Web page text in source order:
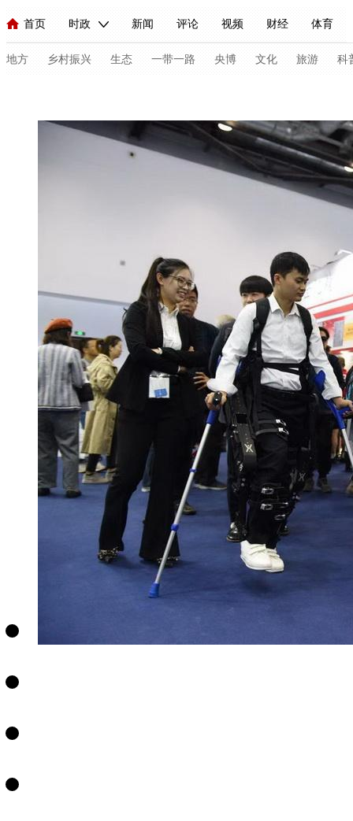
首页 时政 新闻 评论 视频 财经 体育
人民领袖习近平 联播+ 中国领导人 央视快评 习式妙语
直播 栏目大全 节目单 听音 微视频 主持人
海外频道 iPanda English Монгол
地方 乡村振兴 生态 一带一路 央博 文化 旅游 科
军事 科技
习式妙语
快看 蓝海中国 新兵请入列
竞猜 2026年世界杯 2026年冬奥会
VIP会员 CCTV奥林匹克频道 生活体育大会 体育江湖
财经 教育 乡村振兴 生态环境 一带一路 央博
大国智造 大国展会 大国保险 云顶对话 云起
CCTV.节目官网 直播 节目单 栏目 片库